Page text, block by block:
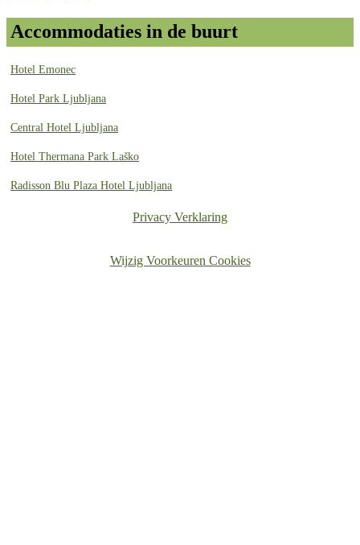
Accommodaties in de buurt
Hotel Emonec
Hotel Park Ljubljana
Central Hotel Ljubljana
Hotel Thermana Park Laško
Radisson Blu Plaza Hotel Ljubljana
Privacy Verklaring
Wijzig Voorkeuren Cookies